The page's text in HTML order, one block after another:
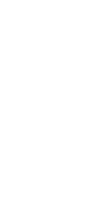
Desde este
que ya
caso
en las horas
a 20.30) y
Mientras, la
afectada
viajes
El